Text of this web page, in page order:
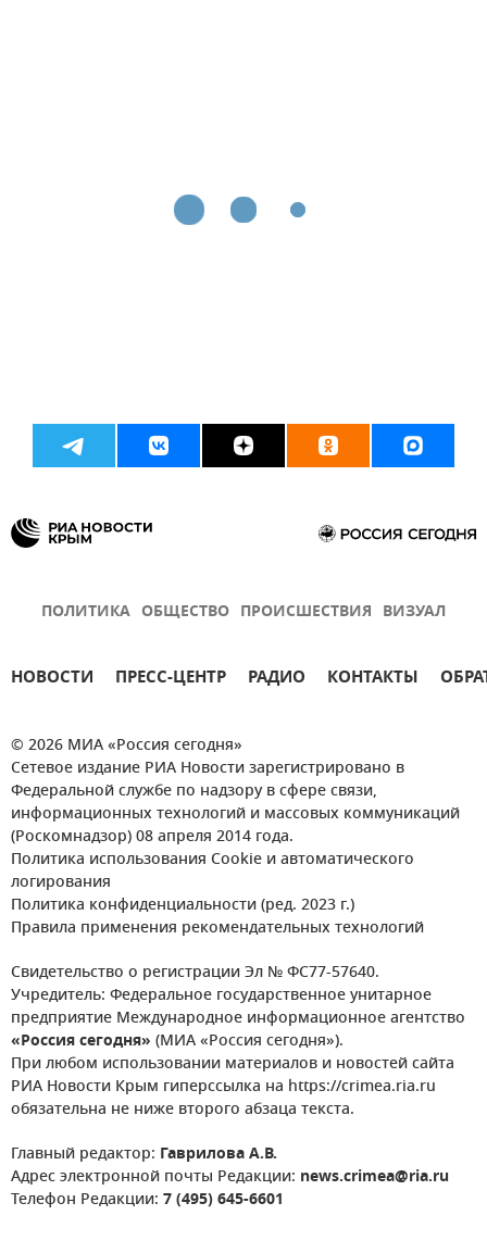
ПОЛИТИКА ОБЩЕСТВО ПРОИСШЕСТВИЯ ВИЗУАЛ
НОВОСТИ ПРЕСС-ЦЕНТР РАДИО КОНТАКТЫ
© 2026 МИА «Россия сегодня»
Сетевое издание РИА Новости зарегистрировано в
Федеральной службе по надзору в сфере связи,
информационных технологий и массовых коммуникаций
(Роскомнадзор) 08 апреля 2014 года.
Политика использования Cookie и автоматического
логирования
Политика конфиденциальности (ред. 2023 г.)
Правила применения рекомендательных технологий
Свидетельство о регистрации Эл № ФС77-57640.
Учредитель: Федеральное государственное унитарное
предприятие Международное информационное агентство
«Россия сегодня» (МИА «Россия сегодня»).
При любом использовании материалов и новостей сайта
РИА Новости Крым гиперссылка на https://crimea.ria.ru
обязательна не ниже второго абзаца текста.
Главный редактор: Гаврилова А.В.
Адрес электронной почты Редакции: news.crimea@ria.ru
Телефон Редакции: 7 (495) 645-6601